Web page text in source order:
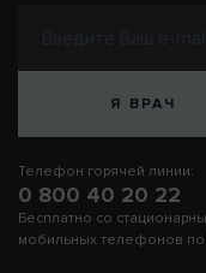
Я ВРАЧ
Телефон горячей линии:
0 800 40 20 22
Бесплатно со
мобильных телефонов по